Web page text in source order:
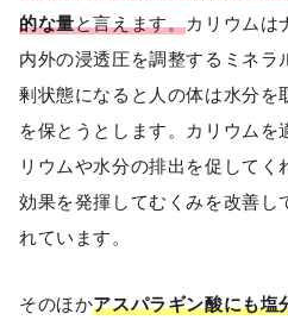
的な量と言えます。カリウムは
内外の浸透圧を調整するミネラ
剰状態になると人の体は水分を
を保とうとします。カリウムを
リウムや水分の排出を促してく
効果を発揮してむくみを改善し
れています。
そのほかアスパラギン酸にも塩